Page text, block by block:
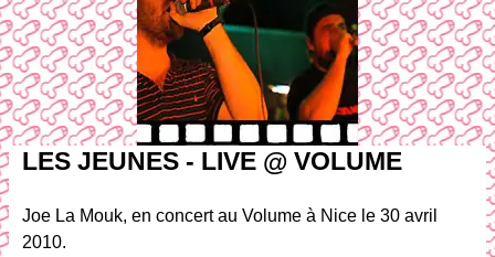
LES JEUNES - LIVE @ VOLUME
Joe La Mouk, en concert au Volume à Nice le 30 avril
2010.